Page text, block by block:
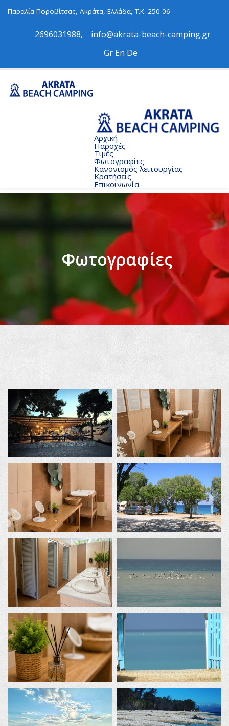
Παραλία Ποροβίτσας, Ακράτα, Ελλάδα, Τ.Κ. 250 06
2696031988, info@akrata-beach-camping.gr
Gr Εn De
Αρχική
Παροχές
Τιμές
Φωτογραφίες
Κανονισμός λειτουργίας
Κρατήσεις
Επικοινωνία
Φωτογραφίες